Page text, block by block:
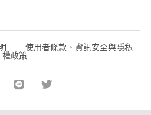
使用者條款、資訊安全與隱私
權政策